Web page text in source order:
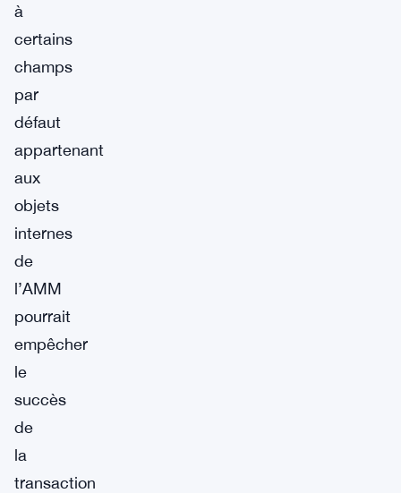
à
certains
champs
par
défaut
appartenant
aux
objets
internes
de
l’AMM
pourrait
empêcher
le
succès
de
la
transaction